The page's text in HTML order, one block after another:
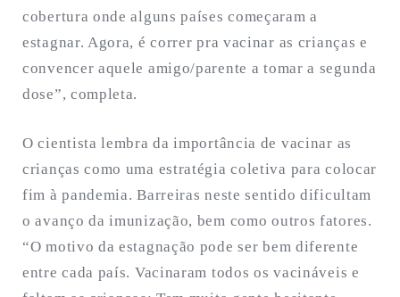
cobertura onde alguns países começaram a
estagnar. Agora, é correr pra vacinar as crianças e
convencer aquele amigo/parente a tomar a segunda
dose”, completa.
O cientista lembra da importância de vacinar as
crianças como uma estratégia coletiva para colocar
fim à pandemia. Barreiras neste sentido dificultam
o avanço da imunização, bem como outros fatores.
“O motivo da estagnação pode ser bem diferente
entre cada país. Vacinaram todos os vacináveis e